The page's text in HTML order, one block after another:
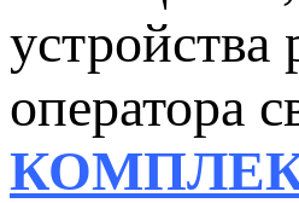
оператора